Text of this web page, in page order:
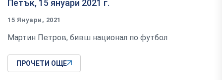
Петък, 15 януари 2021 г.
15 Януари, 2021
Мартин Петров, бивш национал по футбол
ПРОЧЕТИ ОЩЕ